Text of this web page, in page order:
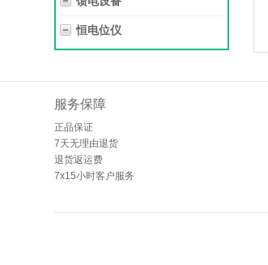
恒电位仪
服务保障
正品保证
7天无理由退货
退货返运费
7x15小时客户服务